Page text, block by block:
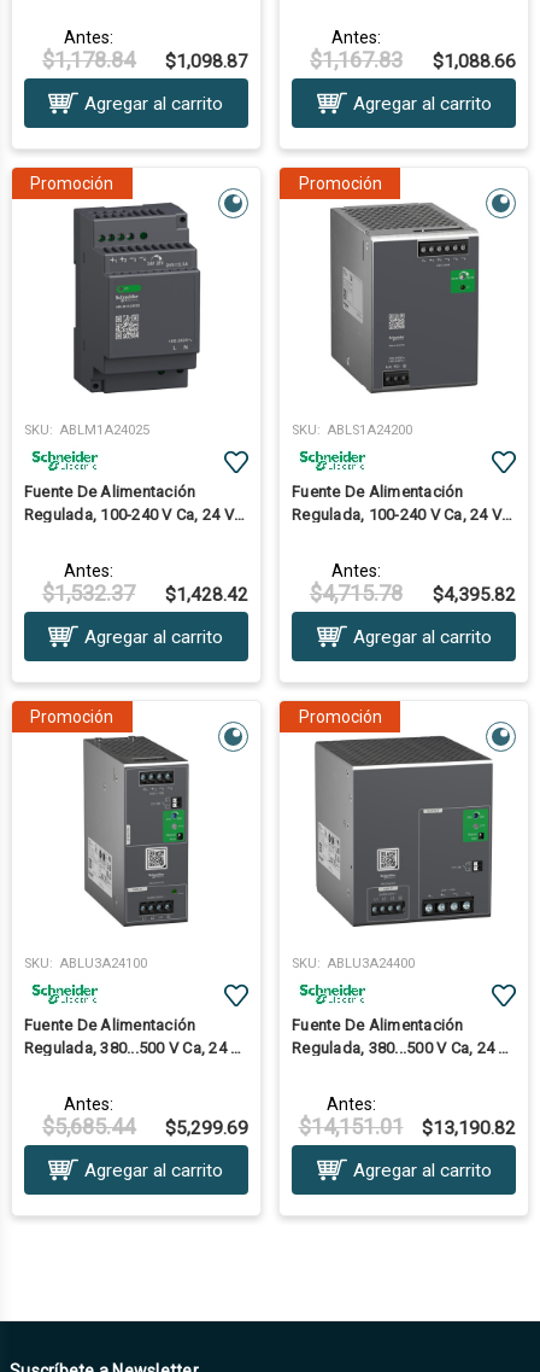
Antes:
$1,178.84
$1,098.87
Agregar al carrito
Antes:
$1,167.83
$1,088.66
Agregar al carrito
Promoción
SKU: ABLM1A24025
Fuente De Alimentación
Regulada, 100-240 V Ca, 24 V
Antes:
$1,532.37
$1,428.42
Agregar al carrito
Promoción
SKU: ABLS1A24200
Fuente De Alimentación
Regulada, 100-240 V Ca, 24 V
Antes:
$4,715.78
$4,395.82
Agregar al carrito
Promoción
SKU: ABLU3A24100
Fuente De Alimentación
Regulada, 380...500 V Ca, 24 V,
Antes:
$5,685.44
$5,299.69
Agregar al carrito
Promoción
SKU: ABLU3A24400
Fuente De Alimentación
Regulada, 380...500 V Ca, 24 V,
Antes:
$14,151.01
$13,190.82
Agregar al carrito